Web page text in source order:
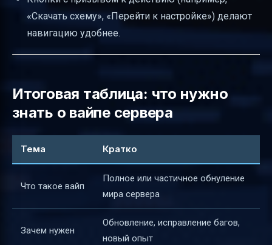
«Скачать схему», «Перейти к настройке») делают
навигацию удобнее.
Итоговая таблица: что нужно
знать о вайпе сервера
Тема Кратко
Что такое вайп
Полное или частичное обнуление
мира сервера
Зачем нужен
Обновление, исправление багов,
новый опыт